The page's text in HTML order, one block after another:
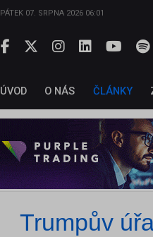
PÁTEK 07. SRPNA 2026 06:01
ÚVOD O NÁS ČLÁNKY
Trumpův